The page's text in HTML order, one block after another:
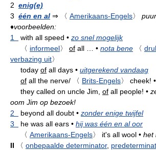
2 enig(e)
3 één en al ⇒ 〈 Amerikaans-Engels〉
♦voorbeelden:
1
with all speed • zo snel mogelijk
〈 informeel〉 of all … • nota bene 〈
verbazing uit〉
today of all days • uitgerekend vandaag
of all the nerve/ 〈 Brits-Engels〉 cheek! •
they called on uncle Jim, of all people! •
oom Jim op bezoek!
2
beyond all doubt • zonder enige twijfel
3
he was all ears • hij was één en al oor
〈 Amerikaans-Engels〉 it's all wool • het
II
〈 onbepaalde determinator,